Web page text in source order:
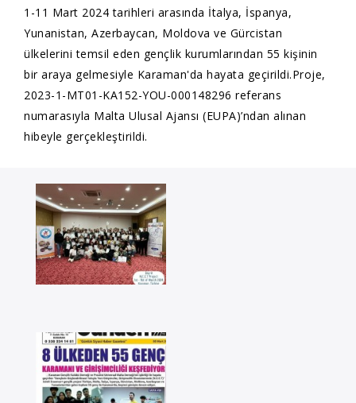
1-11 Mart 2024 tarihleri arasında İtalya, İspanya,
Yunanistan, Azerbaycan, Moldova ve Gürcistan
ülkelerini temsil eden gençlik kurumlarından 55 kişinin
bir araya gelmesiyle Karaman'da hayata geçirildi.Proje,
2023-1-MT01-KA152-YOU-000148296 referans
numarasıyla Malta Ulusal Ajansı (EUPA)’ndan alınan
hibeyle gerçekleştirildi.